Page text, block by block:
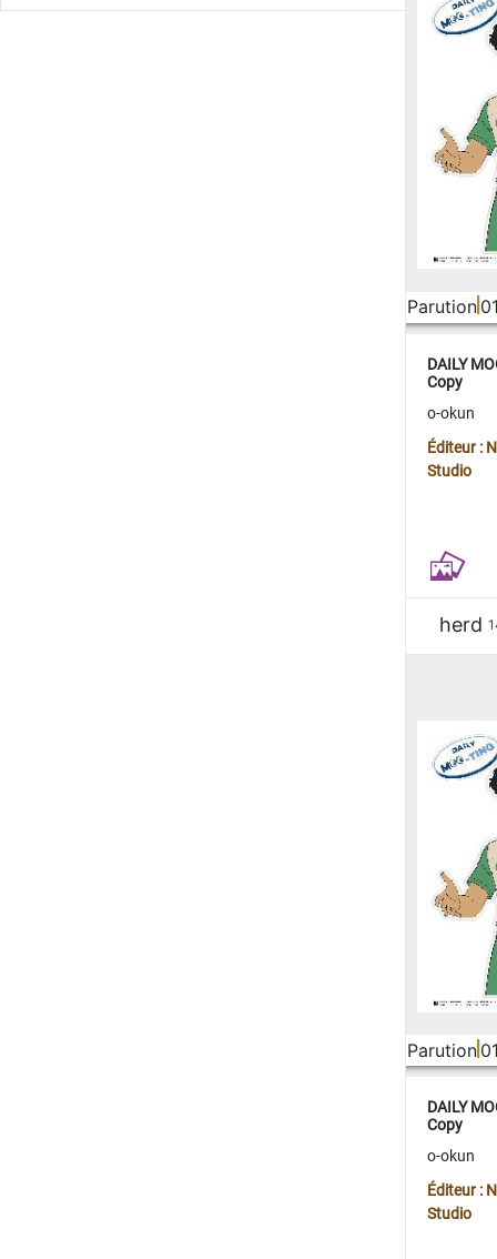
Parution
DAILY
Copy
o-okun
Éditeur :
Studio
herd
Parution
DAILY
Copy
o-okun
Éditeur :
Studio